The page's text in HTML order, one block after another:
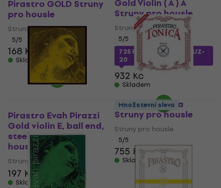
Pirastro GOLD Struny
pro housle
Struny pro housle
5/5
168 Kč
Skladem
Gold Violin ( A ) A
Struny pro housle
Struny pro housle
5/5
725 Kč s kódem MUZMUZ-
20
932 Kč
Skladem
Pirastro Evah Pirazzi
Gold violin E, ball end,
steel Struny pro
housle
Struny pro housle
197 Kč
Skladem
Pirastro Tonica
Struny pro housle
Struny pro housle
5/5
755 Kč
Skladem
Množstevní sleva